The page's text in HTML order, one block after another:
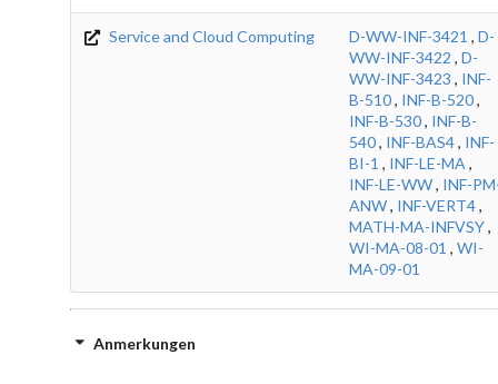
Service and Cloud Computing D-WW-INF-3421 , D-
WW-INF-3422 , D-
WW-INF-3423 , INF-
B-510, INF-B-520,
INF-B-530, INF-B-
540, INF-BAS4, INF-
BI-1 , INF-LE-MA ,
INF-LE-WW, INF-
ANW, INF-VERT4,
MATH-MA-INFVSY,
WI-MA-08-01 , WI-
MA-09-01
Anmerkungen